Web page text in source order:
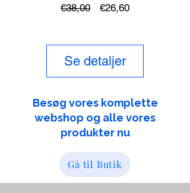
€38,00
Regulær
€26,60Salgspris
Se detaljer
Besøg vores komplette
webshop og alle vores
produkter nu
Gå til Butik